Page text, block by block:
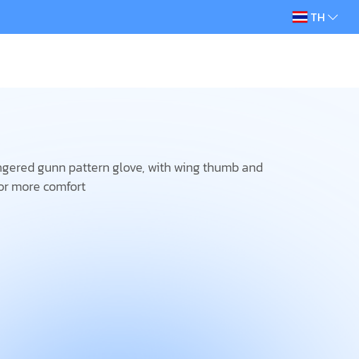
TH
gunn pattern glove, with wing thumb and
more comfort